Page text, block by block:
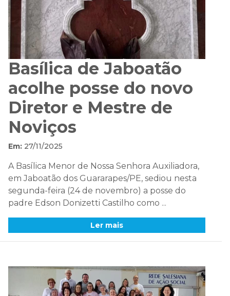
Basílica de Jaboatão
acolhe posse do novo
Diretor e Mestre de
Noviços
Em: 27/11/2025
A Basílica Menor de Nossa Senhora Auxiliadora,
em Jaboatão dos Guararapes/PE, sediou nesta
segunda-feira (24 de novembro) a posse do
padre Edson Donizetti Castilho como ...
Ler mais